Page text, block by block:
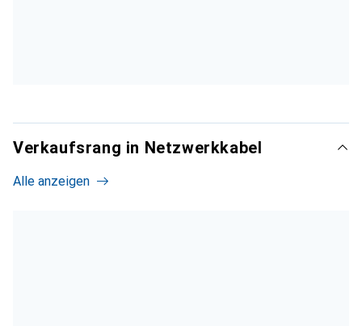
Verkaufsrang in Netzwerkkabel
Alle anzeigen